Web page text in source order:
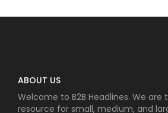
ABOUT US
Welcome to B2B Headlines. We
resource for small, medium, and